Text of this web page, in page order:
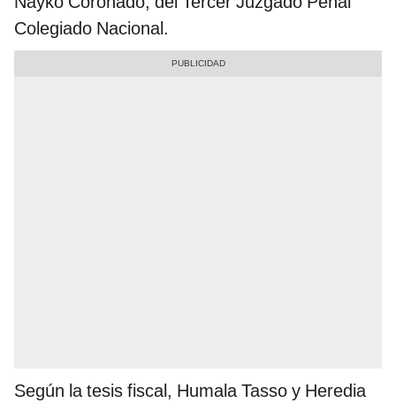
Colegiado Nacional.
Según la tesis fiscal, Humala Tasso y Heredia